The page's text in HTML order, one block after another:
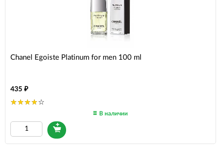
Chanel Egoiste Platinum for men 100 ml
435
В наличии